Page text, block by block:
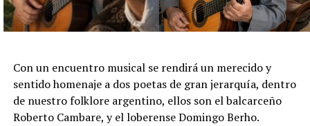
Con un encuentro musical se rendirá un merecido y
sentido homenaje a dos poetas de gran jerarquía, dentro
de nuestro folklore argentino, ellos son el balcarceño
Roberto Cambare, y el loberense Domingo Berho.